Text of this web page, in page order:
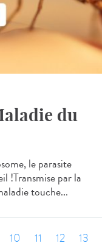
du
le parasite
!Transmise par la
touche...
10 11 12 13